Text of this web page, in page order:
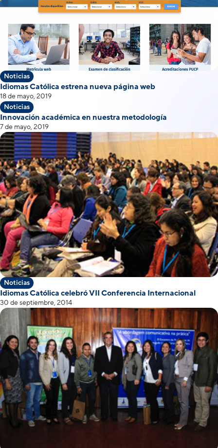
Noticias
Idiomas Católica estrena nueva página web
18 de mayo, 2019
Noticias
Innovación académica en nuestra metodología
7 de mayo, 2019
Noticias
Idiomas Católica celebró VII Conferencia Internacional
30 de septiembre, 2014